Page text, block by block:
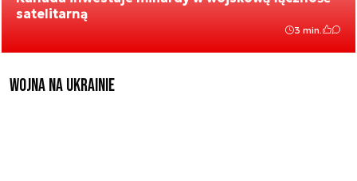
satelitarną
3 min.
Wojna na Ukrainie